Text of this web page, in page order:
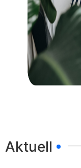
Aktuell